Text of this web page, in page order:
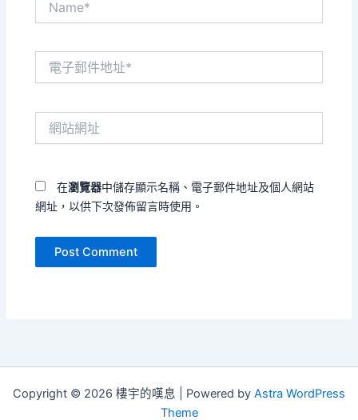
在瀏覽器中儲存顯示名稱、電子郵件地址及個人網站
網址，以供下次發佈留言時使用。
Copyright © 2026 樓宇的嘆息 | Powered by Astra WordPress
Theme